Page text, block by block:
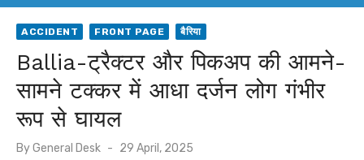
ACCIDENT FRONT PAGE बैरिया
Ballia-ट्रैक्टर और पिकअप की आमने-
सामने टक्कर में आधा दर्जन लोग गंभीर
रूप से घायल
ByGeneral Desk
Posted
29 April, 2025